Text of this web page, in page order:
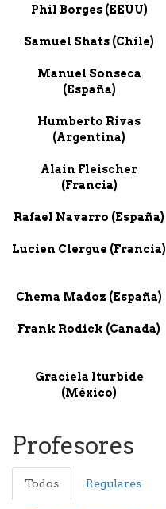
Phil Borges (EEUU)
Samuel Shats (Chile)
Manuel Sonseca
(España)
Humberto Rivas
(Argentina)
Alain Fleischer
(Francia)
Rafael Navarro (España)
Lucien Clergue (Francia)
Chema Madoz (España)
Frank Rodick (Canada)
Graciela Iturbide
(México)
Profesores
Todos Regulares